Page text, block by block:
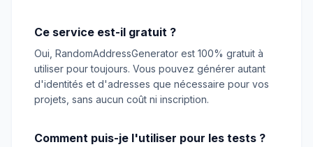
Ce service est-il gratuit ?
Oui, RandomAddressGenerator est 100% gratuit à
utiliser pour toujours. Vous pouvez générer autant
d'identités et d'adresses que nécessaire pour vos
projets, sans aucun coût ni inscription.
Comment puis-je l'utiliser pour les tests ?